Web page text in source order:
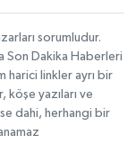
sorumludur.
Son Dakika Haberleri
harici linkler ayrı bir
köşe yazıları ve
dahi, herhangi bir